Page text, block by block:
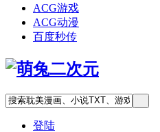
ACG游戏
ACG动漫
百度秒传
登陆